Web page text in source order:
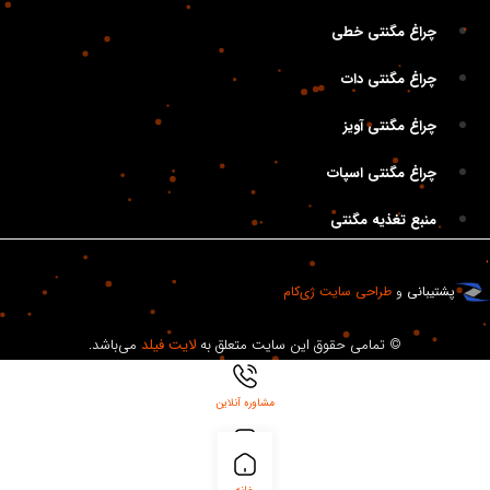
چراغ مگنتی خطی
چراغ مگنتی دات
چراغ مگنتی آویز
چراغ مگنتی اسپات
منبع تغذیه مگنتی
پشتیبانیو طراحی سایتژی‌کام
© تمامی حقوق این سایت متعلق بهلایت فیلدمی‌باشد.
مشاوره آنلاین
بلاگ